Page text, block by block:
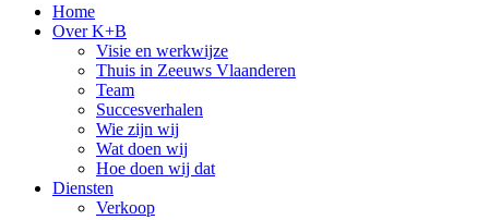
Home
Over K+B
Visie en werkwijze
Thuis in Zeeuws Vlaanderen
Team
Succesverhalen
Wie zijn wij
Wat doen wij
Hoe doen wij dat
Diensten
Verkoop